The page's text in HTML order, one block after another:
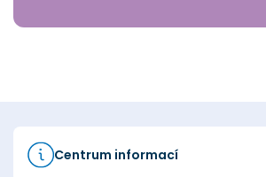
Centrum informací